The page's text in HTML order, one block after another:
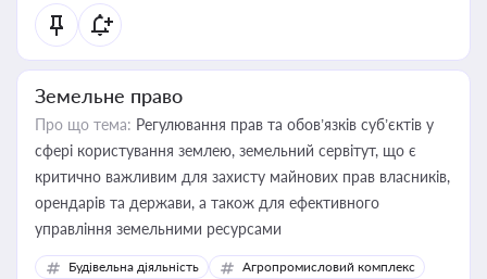
Земельне право
Про що тема: Регулювання прав та обов’язків суб’єктів у
сфері користування землею, земельний сервітут, що є
критично важливим для захисту майнових прав власників,
орендарів та держави, а також для ефективного
управління земельними ресурсами
Будівельна діяльність Агропромисловий комплекс